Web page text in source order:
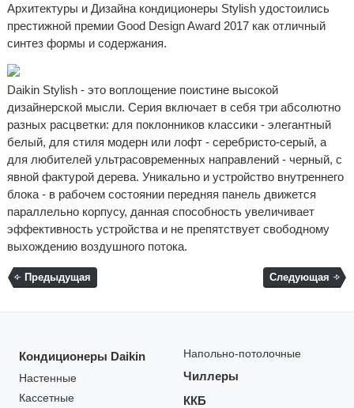
Архитектуры и Дизайна кондиционеры Stylish удостоились
престижной премии Good Design Award 2017 как отличный
синтез формы и содержания.
Daikin Stylish - это воплощение поистине высокой
дизайнерской мысли. Серия включает в себя три абсолютно
разных расцветки: для поклонников классики - элегантный
белый, для стиля модерн или лофт - серебристо-серый, а
для любителей ультрасовременных направлений - черный, с
явной фактурой дерева. Уникально и устройство внутреннего
блока - в рабочем состоянии передняя панель движется
параллельно корпусу, данная способность увеличивает
эффективность устройства и не препятствует свободному
выхождению воздушного потока.
Предыдущая Следующая
Кондиционеры Daikin
Настенные
Кассетные
Напольно-потолочные
Чиллеры
ККБ